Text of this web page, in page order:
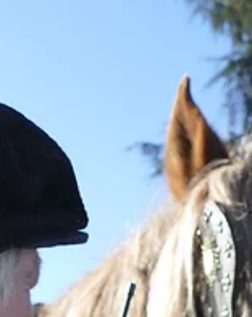
Camprubí. GRÀCIES A TOTS I TOTES PER FER-HO